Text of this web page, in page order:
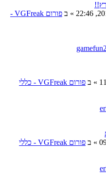
» ב
פורום VGFreak -
» ב פורום VGFreak - כללי
» ב פורום VGFreak - כללי